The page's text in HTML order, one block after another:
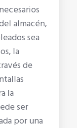
almacén,
sea
la
de
la
ser
por una